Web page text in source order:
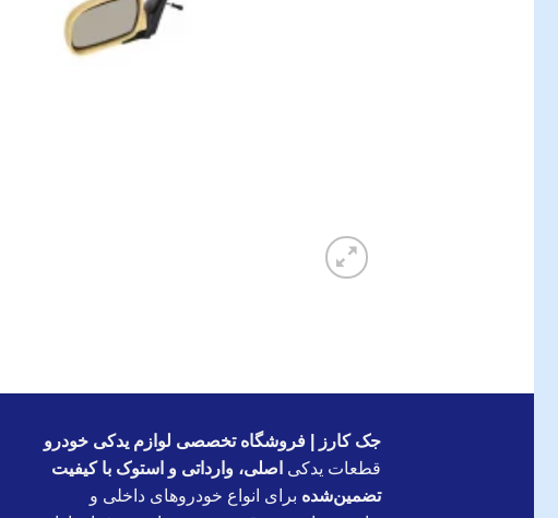
جک کارز | فروشگاه تخصصی لوازم یدکی خودرو
قطعات یدکی اصلی، وارداتی و استوک با کیفیت
تضمین‌شده برای انواع خودروهای داخلی و